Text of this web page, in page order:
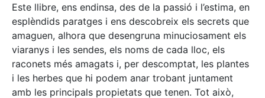
Este llibre, ens endinsa, des de la passió i l’estima, en
esplèndids paratges i ens descobreix els secrets que
amaguen, alhora que desengruna minuciosament els
viaranys i les sendes, els noms de cada lloc, els
raconets més amagats i, per descomptat, les plantes
i les herbes que hi podem anar trobant juntament
amb les principals propietats que tenen. Tot això,